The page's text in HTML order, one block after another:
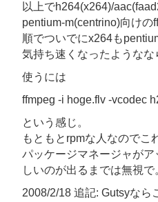
以上でh264(x264)/
pentium-m(centrino)向け
順でついでにx264も
気持ち速くなったような
使うには
ffmpeg -i hoge.flv -vcodec
という感じ。
もともとrpmな人なのでこ
パッケージマネージャが
しいのが出るまでは無視
2008/2/18 追記: Gutsyなら